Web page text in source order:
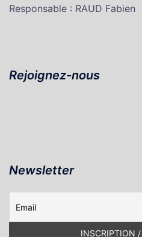
Responsable : RAUD Fabien
Rejoignez-nous
Newsletter